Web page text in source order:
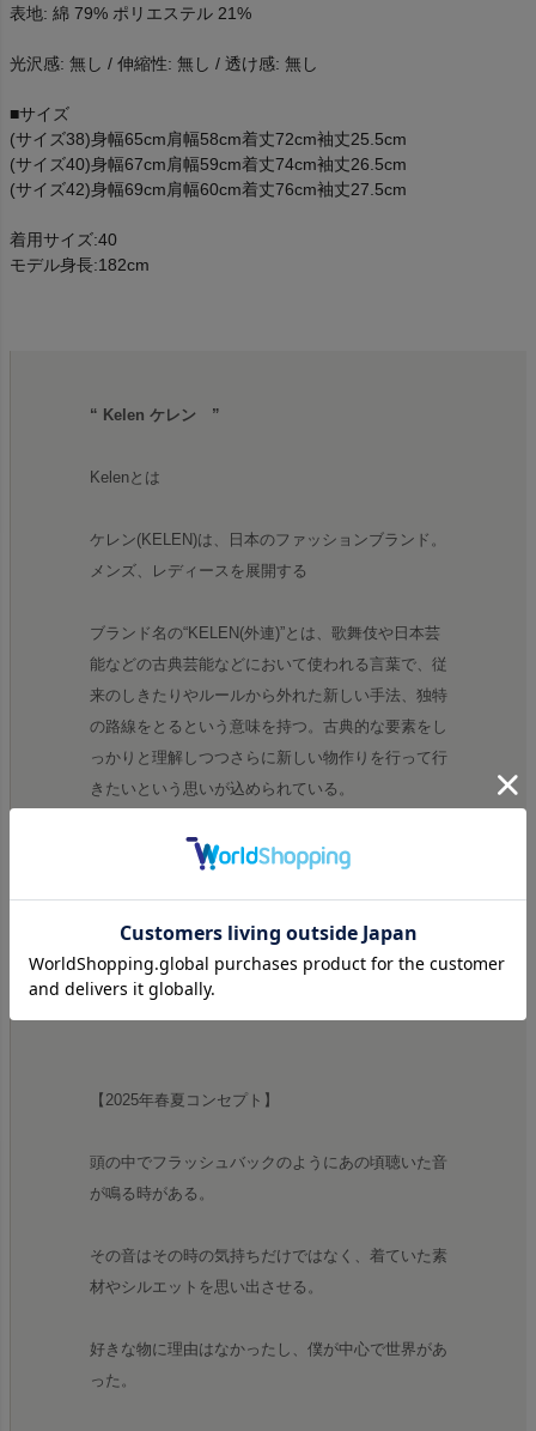
表地: 綿 79% ポリエステル 21%
光沢感: 無し / 伸縮性: 無し / 透け感: 無し
■サイズ
(サイズ38)身幅65cm肩幅58cm着丈72cm袖丈25.5cm
(サイズ40)身幅67cm肩幅59cm着丈74cm袖丈26.5cm
(サイズ42)身幅69cm肩幅60cm着丈76cm袖丈27.5cm
着用サイズ:40
モデル身長:182cm
“ Kelen ケレン ”
Kelenとは
ケレン(KELEN)は、日本のファッションブランド。
メンズ、レディースを展開する
ブランド名の“KELEN(外連)”とは、歌舞伎や日本芸
能などの古典芸能などにおいて使われる言葉で、従
来のしきたりやルールから外れた新しい手法、独特
の路線をとるという意味を持つ。古典的な要素をし
っかりと理解しつつさらに新しい物作りを行って行
きたいという思いが込められている。
メンズコンセプトは「伝統的な要素を理解し敬いつ
アと時代に添って融合、解体、再構築を繰り返し紡
ぎ出されたデザインを真摯に追求したものづくりを
【2025年春夏コンセプト】
頭の中でフラッシュバックのようにあの頃聴いた音
が鳴る時がある。
その音はその時の気持ちだけではなく、着ていた素
材やシルエットを思い出させる。
好きな物に理由はなかったし、僕が中心で世界があ
った。